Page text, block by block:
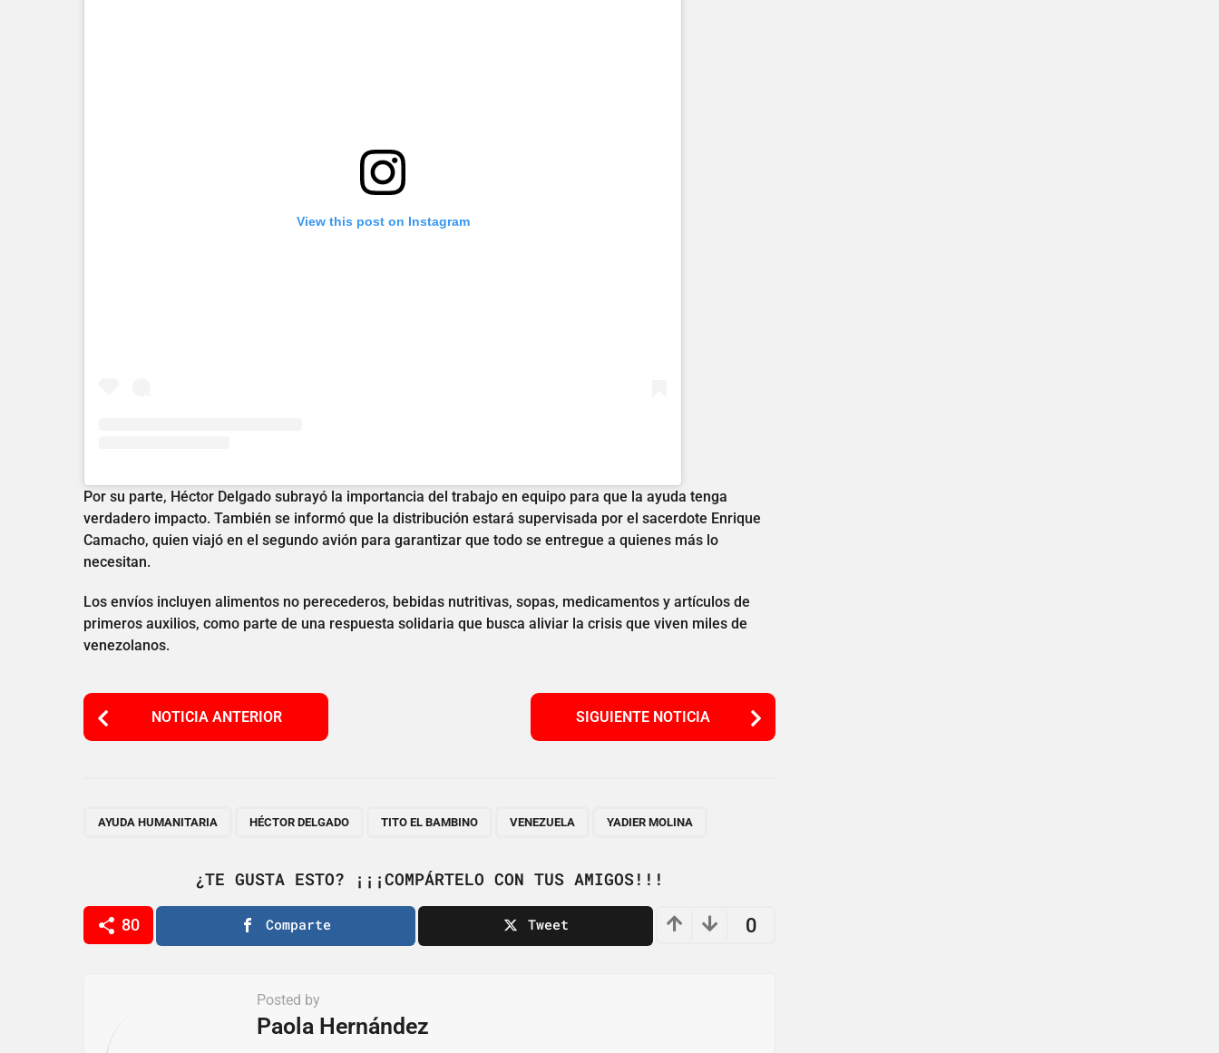
View this post on Instagram
Por su parte, Héctor Delgado subrayó la importancia del trabajo en equipo para que la ayuda tenga
verdadero impacto. También se informó que la distribución estará supervisada por el sacerdote Enrique
Camacho, quien viajó en el segundo avión para garantizar que todo se entregue a quienes más lo
necesitan.
Los envíos incluyen alimentos no perecederos, bebidas nutritivas, sopas, medicamentos y artículos de
primeros auxilios, como parte de una respuesta solidaria que busca aliviar la crisis que viven miles de
venezolanos.
P
o
P
i
n
NOTICIA ANTERIOR SIGUIENTE NOTICIA
AYUDA HUMANITARIA HÉCTOR DELGADO TITO EL BAMBINO VENEZUELA YADIER MOLINA
¿TE GUSTA ESTO? ¡¡¡COMPÁRTELO CON TUS AMIGOS!!!
80 0
Comparte Tweet
Posted by
Paola Hernández